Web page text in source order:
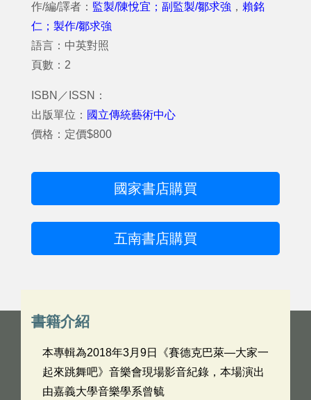
作/編/譯者： 監製/陳悅宜；副監製/鄒求強 ， 賴銘
仁；製作/鄒求強
語言：中英對照
頁數：2
ISBN／ISSN：
出版單位： 國立傳統藝術中心
價格：定價$800
國家書店購買
五南書店購買
書籍介紹
本專輯為2018年3月9日《賽德克巴萊—大家一
起來跳舞吧》音樂會現場影音紀錄，本場演出
由嘉義大學音樂學系曾毓